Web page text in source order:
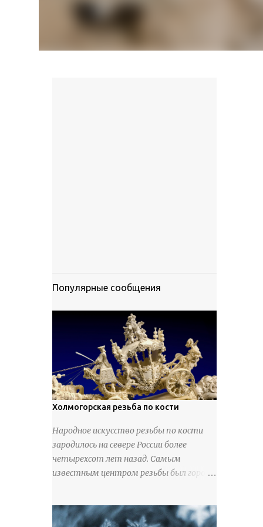
Популярные сообщения
Холмогорская резьба по кости
Народное искусство резьбы по кости
зародилось на севере России более
четырехсот лет назад. Самым
известным центром резьбы был город
служили кости тюленей, рыб и моржей.